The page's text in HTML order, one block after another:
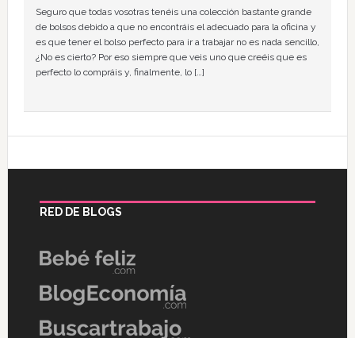
Seguro que todas vosotras tenéis una colección bastante grande
de bolsos debido a que no encontráis el adecuado para la oficina y
es que tener el bolso perfecto para ir a trabajar no es nada sencillo,
¿No es cierto? Por eso siempre que veis uno que creéis que es
perfecto lo compráis y, finalmente, lo […]
RED DE BLOGS